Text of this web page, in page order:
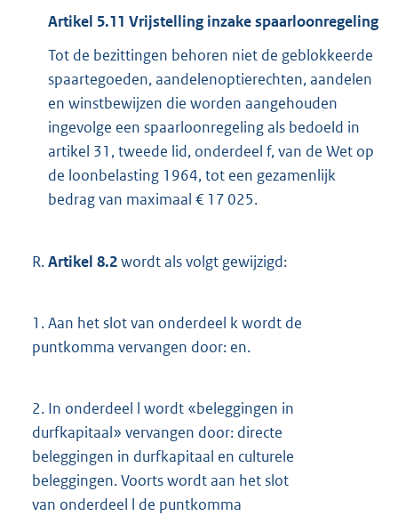
Artikel 5.11 Vrijstelling inzake spaarloonregeling
Tot de bezittingen behoren niet de geblokkeerde
spaartegoeden, aandelenoptierechten, aandelen
en winstbewijzen die worden aangehouden
ingevolge een spaarloonregeling als bedoeld in
artikel 31, tweede lid, onderdeel f, van de Wet op
de loonbelasting 1964, tot een gezamenlijk
bedrag van maximaal € 17 025.
R.Artikel 8.2wordt als volgt gewijzigd:
1.Aan het slot van onderdeel k wordt de
puntkomma vervangen door: en.
2. In onderdeel l wordt «beleggingen in
durfkapitaal» vervangen door: directe
beleggingen in durfkapitaal en culturele
beleggingen. Voorts wordt aan het slot
van onderdeel l de puntkomma